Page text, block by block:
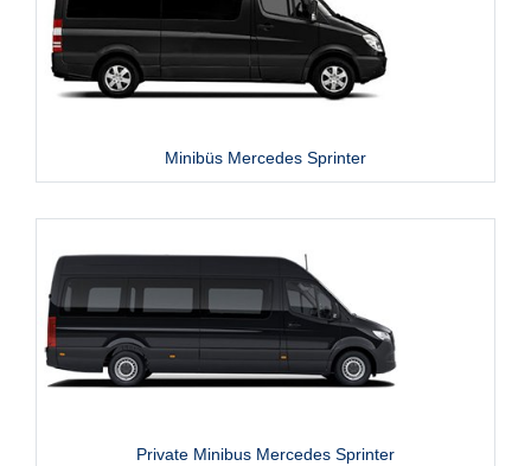
Minibüs Mercedes Sprinter
Private Minibus Mercedes Sprinter